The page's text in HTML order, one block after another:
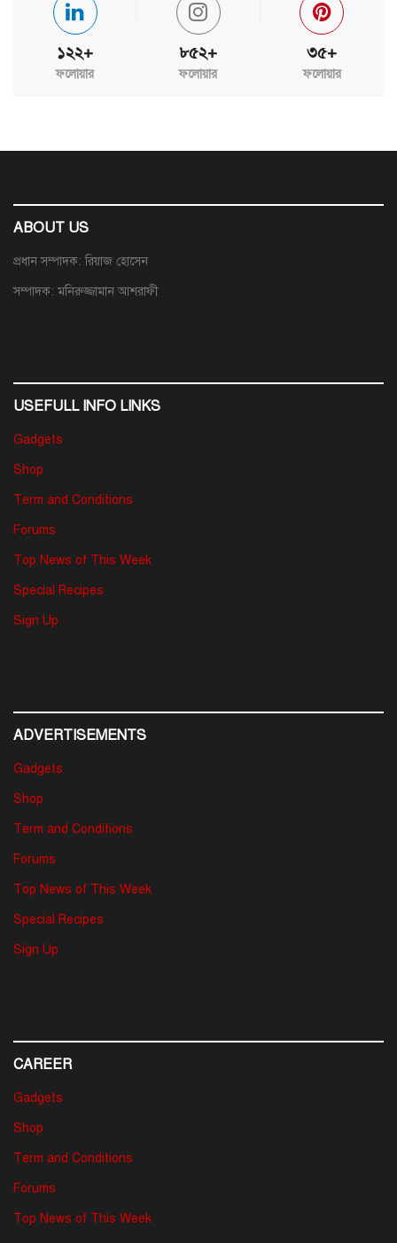
১২২+
ফলোয়ার
৮৫২+
ফলোয়ার
৩৫+
ফলোয়ার
ABOUT US
প্রধান সম্পাদক: রিয়াজ হোসেন
সম্পাদক: মনিরুজ্জামান আশরাফী
USEFULL INFO LINKS
Gadgets
Shop
Term and Conditions
Forums
Top News of This Week
Special Recipes
Sign Up
ADVERTISEMENTS
Gadgets
Shop
Term and Conditions
Forums
Top News of This Week
Special Recipes
Sign Up
CAREER
Gadgets
Shop
Term and Conditions
Forums
Top News of This Week